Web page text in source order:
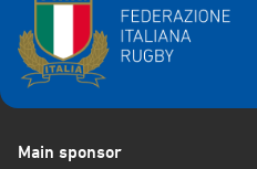
Main sponsor